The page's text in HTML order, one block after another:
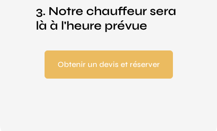
3. Notre chauffeur sera
là à l'heure prévue
Obtenir un devis et réserver